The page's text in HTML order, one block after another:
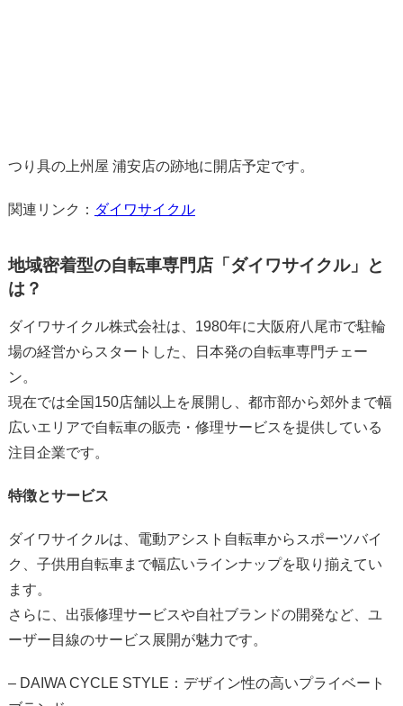
つり具の上州屋 浦安店の跡地に開店予定です。
関連リンク： ダイワサイクル
地域密着型の自転車専門店「ダイワサイクル」と
は？
ダイワサイクル株式会社は、1980年に大阪府八尾市で駐輪
場の経営からスタートした、日本発の自転車専門チェー
ン。
現在では全国150店舗以上を展開し、都市部から郊外まで幅
広いエリアで自転車の販売・修理サービスを提供している
注目企業です。
特徴とサービス
ダイワサイクルは、電動アシスト自転車からスポーツバイ
ク、子供用自転車まで幅広いラインナップを取り揃えてい
ます。
さらに、出張修理サービスや自社ブランドの開発など、ユ
ーザー目線のサービス展開が魅力です。
– DAIWA CYCLE STYLE：デザイン性の高いプライベート